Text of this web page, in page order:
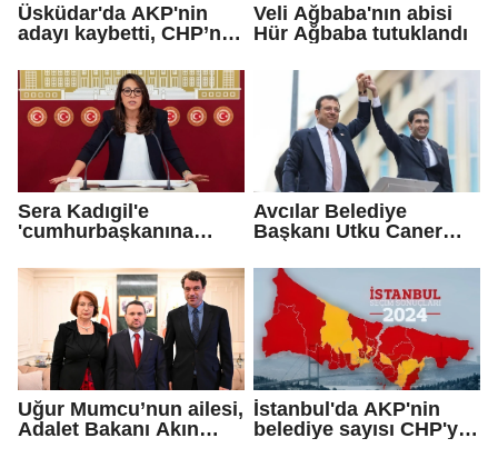
Üsküdar'da AKP'nin
adayı kaybetti, CHP’nin
Çetinkaya Başkan
Vekili seçildi
Veli Ağbaba'nın abisi
Hür Ağbaba tutuklandı
Sera Kadıgil'e
'cumhurbaşkanına
soruşturması
Avcılar Belediye
Başkanı Utku Caner
kararı
Uğur Mumcu’nun ailesi,
Adalet Bakanı Akın
İstanbul'da AKP'nin
belediye sayısı CHP'yi